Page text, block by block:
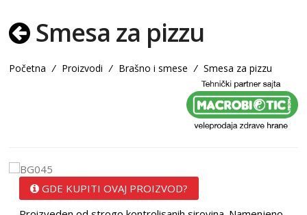
Smesa za pizzu
Početna / Proizvodi / Brašno i smese / Smesa za pizzu
GDE KUPITI OVAJ PROIZVOD?